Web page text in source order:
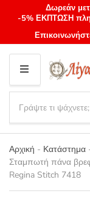
Δωρεάν
-5% ΕΚΠΤΩΣΗ
M
E
N
U
Category
name
a
r
c
h
p
r
Αρχική - Κατάστημα
Σταμπωτή πάνα
Regina Stitch 7418